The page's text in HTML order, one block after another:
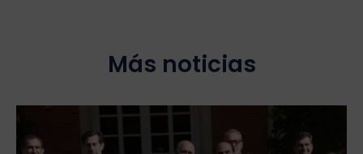
Más noticias